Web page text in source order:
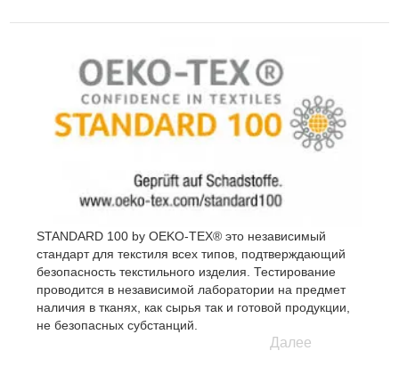
STANDARD 100 by OEKO-TEX® это независимый
стандарт для текстиля всех типов, подтверждающий
безопасность текстильного изделия. Тестирование
проводится в независимой лаборатории на предмет
наличия в тканях, как сырья так и готовой продукции,
не безопасных субстанций.
Далее